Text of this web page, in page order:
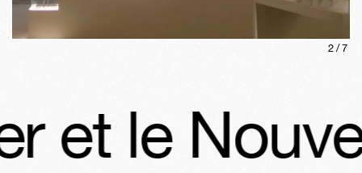
2 /7
le Nouvel